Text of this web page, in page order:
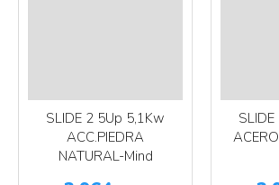
SLIDE 2 5Up 5,1Kw
ACC.PIEDRA
NATURAL-Mind